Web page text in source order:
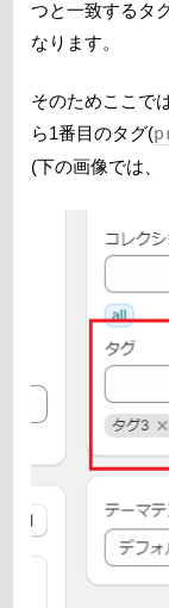
つと一致するタ
なります。
そのためここで
ら1番目のタグ(
(下の画像では、